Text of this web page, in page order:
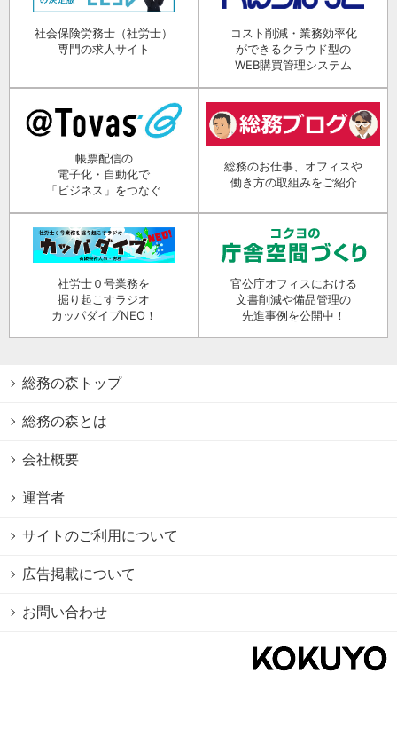
社会保険労務士（社労士）
専門の求人サイト
コスト削減・業務効率化
ができるクラウド型の
WEB購買管理システム
帳票配信の
電子化・自動化で
「ビジネス」をつなぐ
総務のお仕事、オフィスや
働き方の取組みをご紹介
社労士０号業務を
掘り起こすラジオ
カッパダイブNEO！
官公庁オフィスにおける
文書削減や備品管理の
先進事例を公開中！
総務の森トップ
総務の森とは
会社概要
運営者
サイトのご利用について
広告掲載について
お問い合わせ